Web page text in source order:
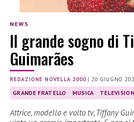
NEWS
Il grande sogno di
Guimarães
REDAZIONE NOVELLA 2000|20 GIUGNO
GRANDE FRATELLO MUSICA
Attrice, modella e volto tv, Tiffany